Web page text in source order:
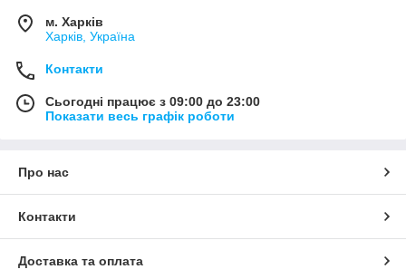
м. Харків
Харків, Україна
Контакти
Сьогодні працює з 09:00 до 23:00
Показати весь графік роботи
Про нас
Контакти
Доставка та оплата